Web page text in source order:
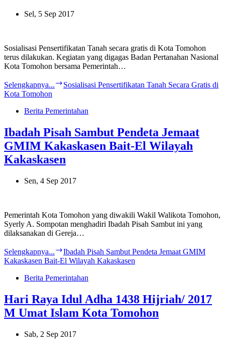
Sel, 5 Sep 2017
Sosialisasi Pensertifikatan Tanah secara gratis di Kota Tomohon
terus dilakukan. Kegiatan yang digagas Badan Pertanahan Nasional
Kota Tomohon bersama Pemerintah…
Selengkapnya...
Sosialisasi Pensertifikatan Tanah Secara Gratis di
Kota Tomohon
Berita Pemerintahan
Ibadah Pisah Sambut Pendeta Jemaat
GMIM Kakaskasen Bait-El Wilayah
Kakaskasen
Sen, 4 Sep 2017
Pemerintah Kota Tomohon yang diwakili Wakil Walikota Tomohon,
Syerly A. Sompotan menghadiri Ibadah Pisah Sambut ini yang
dilaksanakan di Gereja…
Selengkapnya...
Ibadah Pisah Sambut Pendeta Jemaat GMIM
Kakaskasen Bait-El Wilayah Kakaskasen
Berita Pemerintahan
Hari Raya Idul Adha 1438 Hijriah/ 2017
M Umat Islam Kota Tomohon
Sab, 2 Sep 2017